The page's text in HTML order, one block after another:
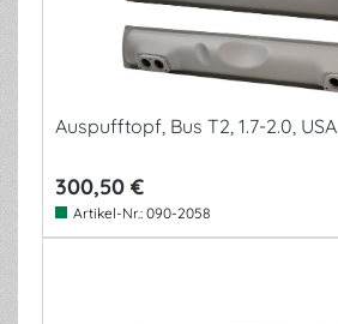
Auspufftopf, Bus T2, 1.7-2.0, USA
300,50 €
Artikel-Nr.: 090-2058